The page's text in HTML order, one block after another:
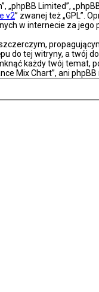
„phpBB Limited”,
v2” zwanej też „GPL”.
w internecie za jego
do tej witryny, a twój
każdy twój
Mix Chart”, ani